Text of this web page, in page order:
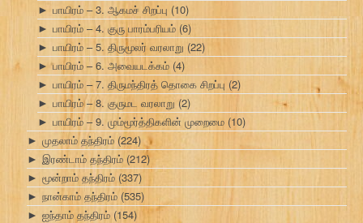
► பாயிரம் – 3. ஆகமச் சிறப்பு (10)
► பாயிரம் – 4. குரு பாரம்பரியம் (6)
► பாயிரம் – 5. திருமூலர் வரலாறு (22)
► பாயிரம் – 6. அவையடக்கம் (4)
► பாயிரம் – 7. திருமந்திரத் தொகை சிறப்பு (2)
► பாயிரம் – 8. குருமட வரலாறு (2)
► பாயிரம் – 9. மும்மூர்த்திகளின் முறைமை (10)
► முதலாம் தந்திரம் (224)
► இரண்டாம் தந்திரம் (212)
► மூன்றாம் தந்திரம் (337)
► நான்காம் தந்திரம்(535)
► ஐந்தாம் தந்திரம் (154)